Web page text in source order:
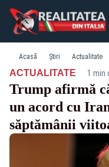
Acasă Știri Actualitate
ACTUALITATE· 1 min
Trump afirmă
un acord cu
săptămânii